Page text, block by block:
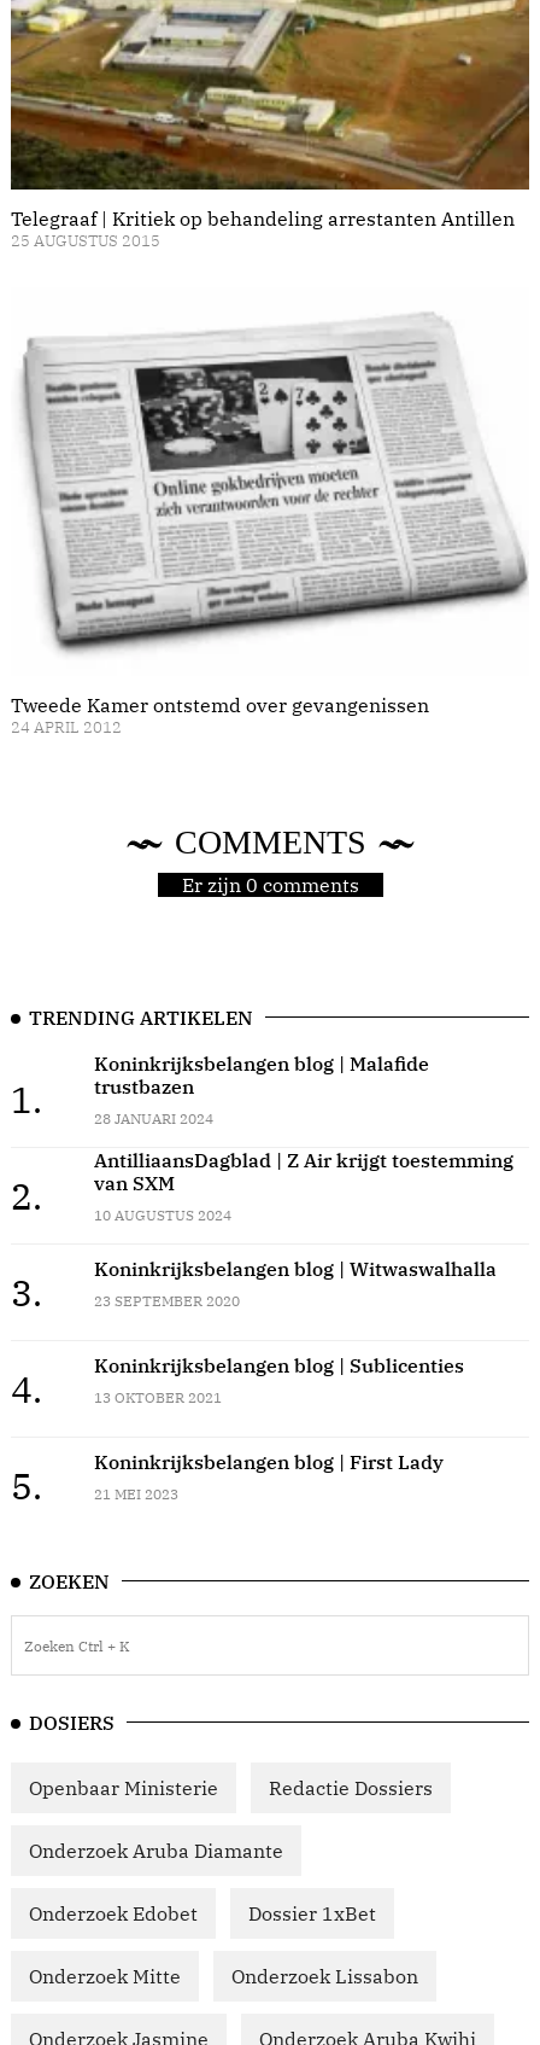
Telegraaf | Kritiek op behandeling arrestanten Antillen
25 AUGUSTUS 2015
Tweede Kamer ontstemd over gevangenissen
24 APRIL 2012
COMMENTS
Er zijn 0 comments
TRENDING ARTIKELEN
1.
Koninkrijksbelangen blog | Malafide
trustbazen
28 JANUARI 2024
2.
AntilliaansDagblad | Z Air krijgt toestemming
van SXM
10 AUGUSTUS 2024
3.
Koninkrijksbelangen blog | Witwaswalhalla
23 SEPTEMBER 2020
4.
Koninkrijksbelangen blog | Sublicenties
13 OKTOBER 2021
5.
Koninkrijksbelangen blog | First Lady
21 MEI 2023
ZOEKEN
DOSIERS
Openbaar Ministerie Redactie Dossiers
Onderzoek Aruba Diamante
Onderzoek Edobet Dossier 1xBet
Onderzoek Mitte Onderzoek Lissabon
Onderzoek Jasmine Onderzoek Aruba Kwihi